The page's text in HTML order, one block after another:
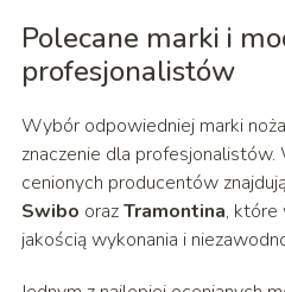
Polecane marki i
profesjonalistów
Wybór odpowiedniej marki
znaczenie dla profesjonalistów.
cenionych producentów
Swibo orazTramontina, które
jakością wykonania i